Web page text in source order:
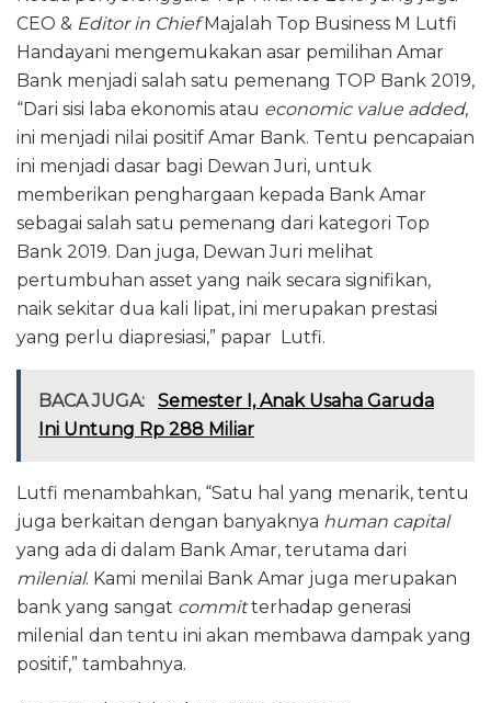
CEO & Editor in ChiefMajalah Top Business M Lutfi
Handayani mengemukakan asar pemilihan Amar
Bank menjadi salah satu pemenang TOP Bank 2019,
“Dari sisi laba ekonomis atau economic value added,
ini menjadi nilai positif Amar Bank. Tentu pencapaian
ini menjadi dasar bagi Dewan Juri, untuk
memberikan penghargaan kepada Bank Amar
sebagai salah satu pemenang dari kategori Top
Bank 2019. Dan juga, Dewan Juri melihat
pertumbuhan asset yang naik secara signifikan,
naik sekitar dua kali lipat, ini merupakan prestasi
yang perlu diapresiasi,” papar Lutfi.
BACA JUGA:
Semester I, Anak Usaha Garuda
Ini Untung Rp 288 Miliar
Lutfi menambahkan, “Satu hal yang menarik, tentu
juga berkaitan dengan banyaknya human capital
yang ada di dalam Bank Amar, terutama dari
milenial. Kami menilai Bank Amar juga merupakan
bank yang sangat committerhadap generasi
milenial dan tentu ini akan membawa dampak yang
positif,” tambahnya.